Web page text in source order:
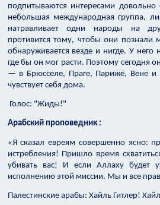
подпитываются интересами
небольшая международная группа,
натравливает одни народы на
противится тому, чтобы они познали
обнаруживается везде и нигде. У него
где бы он мог расти. Поэтому сегодня
— в Брюсселе, Праге, Париже, Вене и
чувствует себя дома.
Голос: "Жиды!"
Арабский проповедник :
«Я сказал евреям совершенно ясно:
истребления! Пришло время
убивать вас! И если Аллаху будет
исполнению этой миссии. Мы и все
Палестинские арабы: Хайль Гитлер!